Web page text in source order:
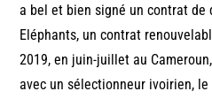
a bel et bien signé un contrat de
Eléphants, un contrat
2019, en juin-juillet au
avec un sélectionneur ivoirien,